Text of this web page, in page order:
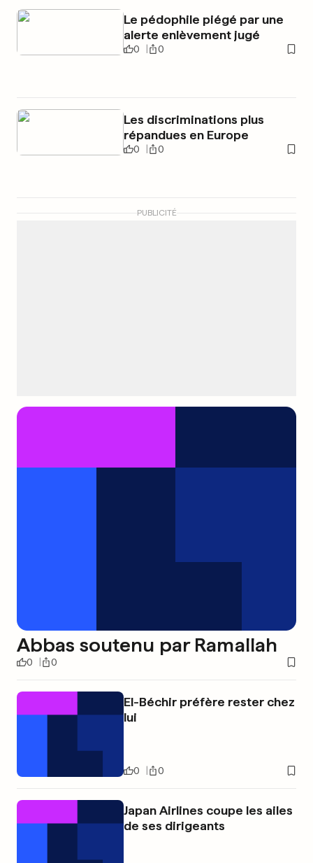
Le pédophile piégé par une
alerte enlèvement jugé
0 0
Les discriminations plus
répandues en Europe
0 0
PUBLICITÉ
Abbas soutenu par Ramallah
0 0
El-Béchir préfère rester chez
lui
0 0
Japan Airlines coupe les ailes
de ses dirigeants